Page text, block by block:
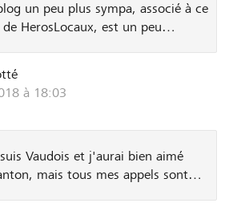
la Chevillarde dès 21h. http://chevillarde.datagueule.ch
un peu plus sympa, associé à ce
HerosLocaux, est un peu
datagueule/bloguer-ici-
à 18:03
Vaudois et j'aurai bien aimé
mais tous mes appels sont